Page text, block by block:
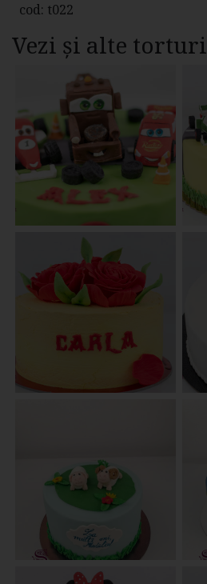
cod: t022
Vezi și alte torturi